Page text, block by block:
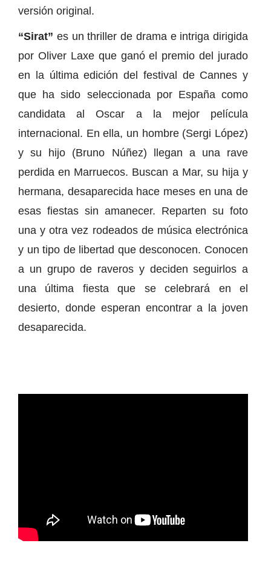
versión original.
“Sirat” es un thriller de drama e intriga dirigida
por Oliver Laxe que ganó el premio del jurado
en la última edición del festival de Cannes y
que ha sido seleccionada por España como
candidata al Oscar a la mejor película
internacional. En ella, un hombre (Sergi López)
y su hijo (Bruno Núñez) llegan a una rave
perdida en Marruecos. Buscan a Mar, su hija y
hermana, desaparecida hace meses en una de
esas fiestas sin amanecer. Reparten su foto
una y otra vez rodeados de música electrónica
y un tipo de libertad que desconocen. Conocen
a un grupo de raveros y deciden seguirlos a
una última fiesta que se celebrará en el
desierto, donde esperan encontrar a la joven
desaparecida.